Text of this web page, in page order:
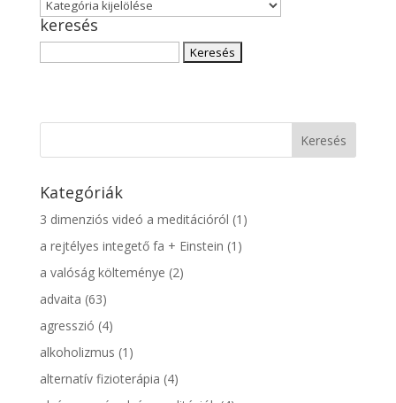
kategória
(angol,
magyar)
keresés
Kategóriák
3 dimenziós videó a meditációról (1)
a rejtélyes integető fa + Einstein (1)
a valóság költeménye (2)
advaita (63)
agresszió (4)
alkoholizmus (1)
alternatív fizioterápia (4)